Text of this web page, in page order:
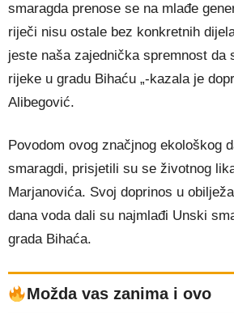
smaragda prenose se na mlađe
riječi nisu ostale bez konkretnih
jeste naša zajednička spremnost da
rijeke u gradu Bihaću „-kazala je
Alibegović.
Povodom ovog značjnog ekološkog
smaragdi, prisjetili su se životnog
Marjanovića. Svoj doprinos u
dana voda dali su najmlađi Unski
grada Bihaća.
Možda vas zanima i ovo